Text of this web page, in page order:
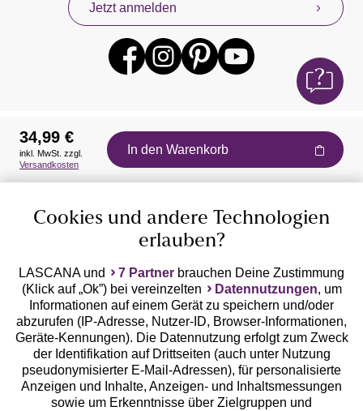
Jetzt anmelden
Auszeichnungen
Geprüfte Sicherheit
Unsere Apps
34,99 €
inkl. MwSt. zzgl.
Versandkosten
In den Warenkorb
Cookies und andere Technologien
erlauben?
LASCANA und 7 Partner brauchen Deine Zustimmung
(Klick auf „Ok”) bei vereinzelten
Datennutzungen, um
Informationen auf einem Gerät zu speichern und/oder
abzurufen (IP-Adresse, Nutzer-ID, Browser-Informationen,
Geräte-Kennungen). Die Datennutzung erfolgt zum Zweck
der Identifikation auf Drittseiten (auch unter Nutzung
pseudonymisierter E-Mail-Adressen), für personalisierte
Anzeigen und Inhalte, Anzeigen- und Inhaltsmessungen
sowie um Erkenntnisse über Zielgruppen und